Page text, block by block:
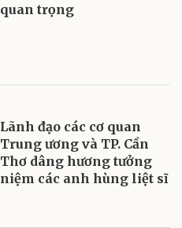
quan trọng
Lãnh đạo các cơ quan
Trung ương và TP. Cần
Thơ dâng hương tưởng
niệm các anh hùng liệt sĩ